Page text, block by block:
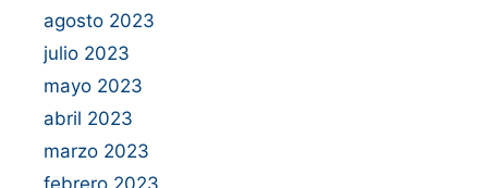
agosto 2023
julio 2023
mayo 2023
abril 2023
marzo 2023
febrero 2023